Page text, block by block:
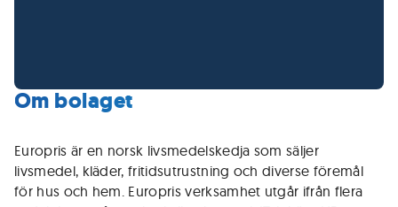
Om bolaget
Europris är en norsk livsmedelskedja som säljer
livsmedel, kläder, fritidsutrustning och diverse föremål
för hus och hem. Europris verksamhet utgår ifrån flera